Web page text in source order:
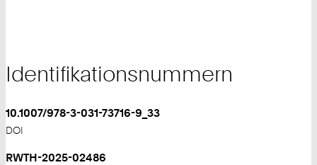
Identifikationsnummern
10.1007/978-3-031-73716-9_33
DOI
RWTH-2025-02486